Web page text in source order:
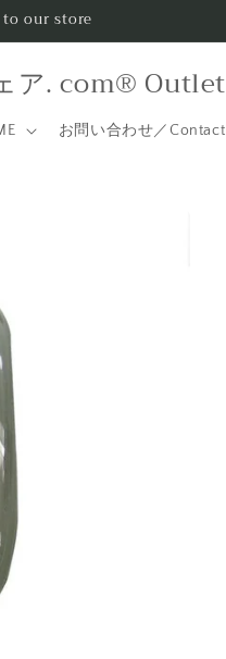
our store
ア. com® Outlet
お問い合わせ／Contact